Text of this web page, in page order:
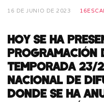
16 DE JUNIO DE 2023
HOY SE HA
PROGRAMACIÓN
TEMPORADA 23/
NACIONAL DE
DONDE SE HA